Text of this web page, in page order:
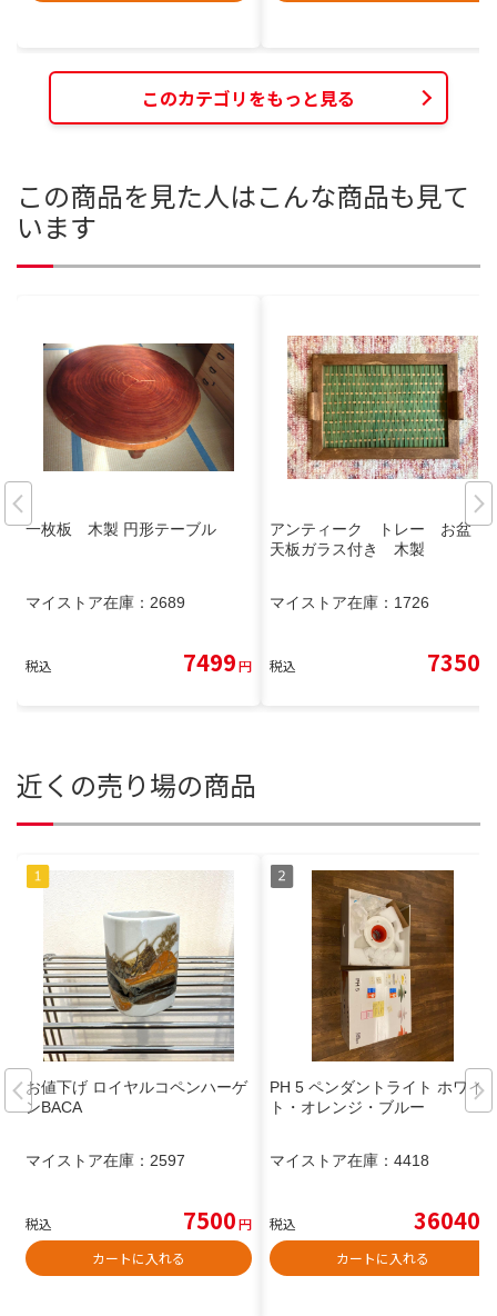
このカテゴリをもっと見る
この商品を見た人はこんな商品も見て
います
一枚板 木製 円形テーブル
マイストア在庫： 2689
税込 7499円
アンティーク トレー お盆
天板ガラス付き 木製
マイストア在庫： 1726
税込 7350
近くの売り場の商品
お値下げ ロイヤルコペンハーゲ
ンBACA
マイストア在庫： 2597
税込 7500円
カートに入れる
PH 5 ペンダントライト ホワイ
ト・オレンジ・ブルー
マイストア在庫： 4418
税込 36040
カートに入れる